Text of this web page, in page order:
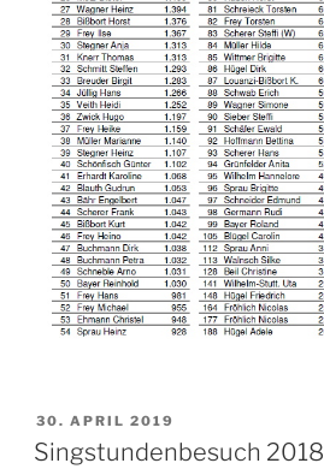
VERÖFFENTLICHT
AM
30. APRIL 2019
Singstundenbesuch 2018